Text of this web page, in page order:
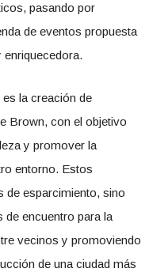
pasando por
de eventos propuesta
la creación de
Brown, con el objetivo
y promover la
entorno. Estos
de esparcimiento, sino
de encuentro para la
vecinos y promoviendo
de una ciudad más